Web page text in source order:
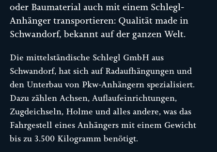
oder Baumaterial auch mit einem Schlegl-
Anhänger transportieren: Qualität made in
Schwandorf, bekannt auf der ganzen Welt.
Die mittelständische Schlegl GmbH aus
Schwandorf, hat sich auf Radaufhängungen und
den Unterbau von Pkw-Anhängern spezialisiert.
Dazu zählen Achsen, Auflaufeinrichtungen,
Zugdeichseln, Holme und alles andere, was das
Fahrgestell eines Anhängers mit einem Gewicht
bis zu 3.500 Kilogramm benötigt.